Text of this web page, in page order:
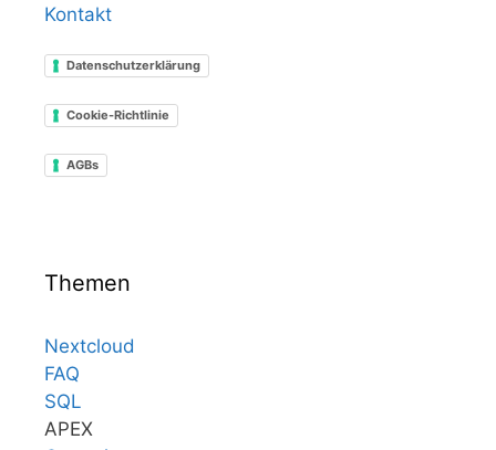
Kontakt
Datenschutzerklärung
Cookie-Richtlinie
AGBs
Themen
Nextcloud
FAQ
SQL
APEX